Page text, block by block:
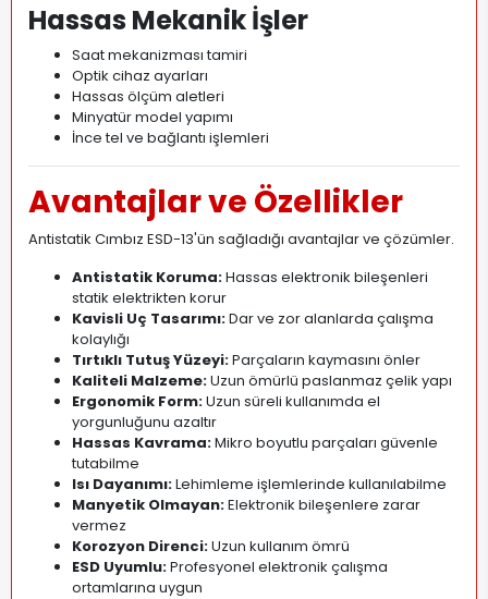
Hassas Mekanik İşler
Saat mekanizması tamiri
Optik cihaz ayarları
Hassas ölçüm aletleri
Minyatür model yapımı
İnce tel ve bağlantı işlemleri
Avantajlar ve Özellikler
Antistatik Cımbız ESD-13'ün sağladığı avantajlar ve çözümler.
Antistatik Koruma:Hassas elektronik bileşenleri
statik elektrikten korur
Kavisli Uç Tasarımı:Dar ve zor alanlarda çalışma
kolaylığı
Tırtıklı Tutuş Yüzeyi:Parçaların kaymasını önler
Kaliteli Malzeme:Uzun ömürlü paslanmaz çelik yapı
Ergonomik Form:Uzun süreli kullanımda el
yorgunluğunu azaltır
Hassas Kavrama:Mikro boyutlu parçaları güvenle
tutabilme
Isı Dayanımı:Lehimleme işlemlerinde kullanılabilme
Manyetik Olmayan:Elektronik bileşenlere zarar
vermez
Korozyon Direnci:Uzun kullanım ömrü
ESD Uyumlu:Profesyonel elektronik çalışma
ortamlarına uygun